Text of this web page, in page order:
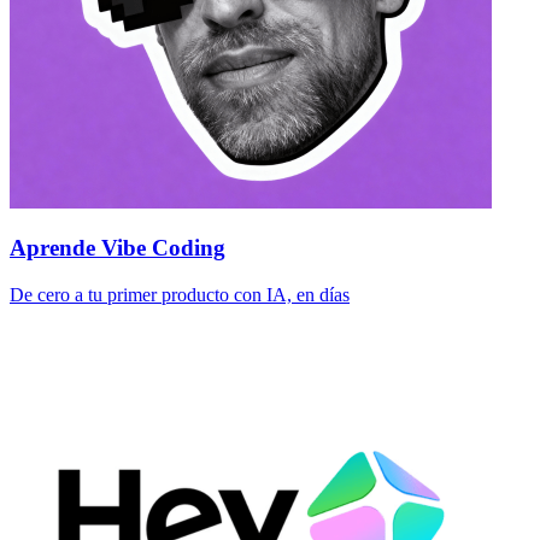
Aprende Vibe Coding
De cero a tu primer producto con IA, en días